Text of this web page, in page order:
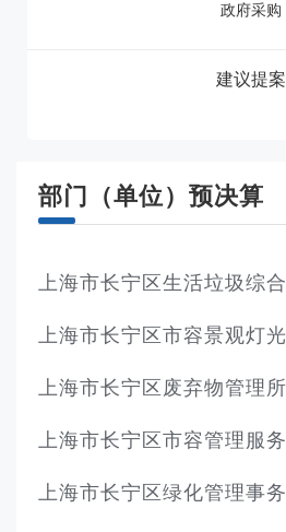
政府采购
建议提案
部门（单位）预决算